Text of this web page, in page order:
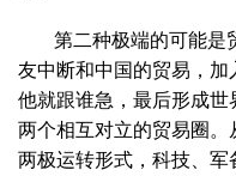
第二种极端的可能是
友中断和中国的贸易，
他就跟谁急，最后形成
两个相互对立的贸易圈
两极运转形式，科技、军